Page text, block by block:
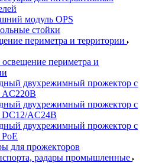
модуль OPS
стойки
периметра и территории
периметра и
двухрежимный прожектор с
AC220В
двухрежимный прожектор с
DC12/AC24В
двухрежимный прожектор с
для прожекторов
радары промышленные